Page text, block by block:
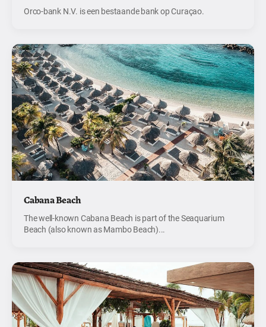
Orco-bank N.V. is een bestaande bank op Curaçao.
Cabana Beach
The well-known Cabana Beach is part of the Seaquarium
Beach (also known as Mambo Beach)...